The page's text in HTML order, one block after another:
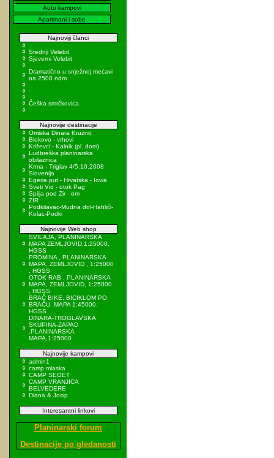
Auto kampovi
Apartmani i sobe
Najnoviji članci
Srednji Velebit
Sjeverni Velebit
Dramatično u snježnoj mećavi
na 2500 ndm
Češka smrčkovica
Najnovije destinacije
Omiska Dinara Kruzno
Biokovo - vrhovi
Križevci - Kalnik (pl. dom)
Ludbreška planinarska
obilaznica
Krma - Triglav 4/5.10.2008
Slovenija
Egeria put - Hrvatska - Iovia
Sveti Vid - otok Pag
Spilja pod Zir - om
ZIR
Podkilavac-Mudna dol-Hahlići-
Kolac-Podki
Najnovije Web shop
SVILAJA, PLANINARSKA
MAPA ZEMLJOVID,1:25000,
HGSS
PROMINA , PLANINARSKA
MAPA, ZEMLJOVID , 1:25000
, HGSS
OTOK RAB , PLANINARSKA
MAPA, ZEMLJOVID, 1:25000
, HGSS
BRAČ BIKE, BICIKLOM PO
BRAČU, MAPA 1:45000,
HGSS
DINARA-TROGLAVSKA
SKUPINA-ZAPAD
,PLANINARSKA
MAPA,1:25000
Najnovije kampovi
admin1
camp mlaska
CAMP SEGET
CAMP VRANJICA
BELVEDERE
Diana & Josip
Interesantni linkovi
Planinarski forum
Destinacije po gledanosti